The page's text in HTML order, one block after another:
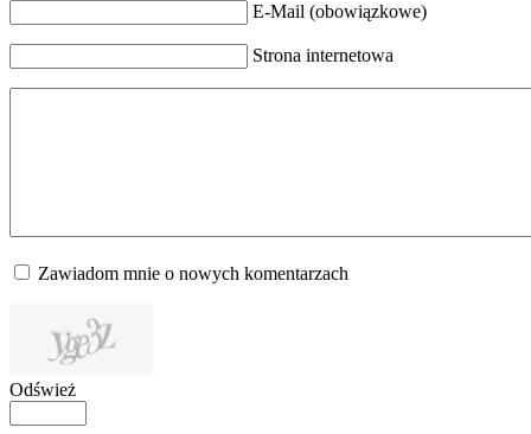
E-Mail (obowiązkowe)
Strona internetowa
Zawiadom mnie o nowych komentarzach
Odśwież